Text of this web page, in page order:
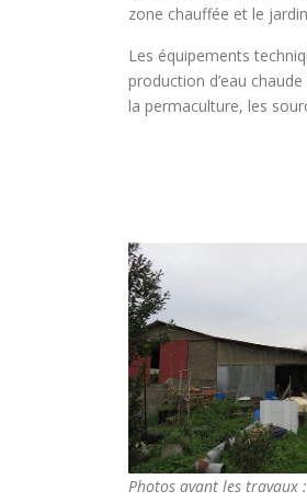
zone chauffée et le
Les équipements
production d’eau
la permaculture, les
Photos avant les travaux